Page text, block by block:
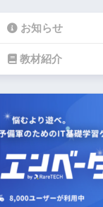
お知らせ
教材紹介